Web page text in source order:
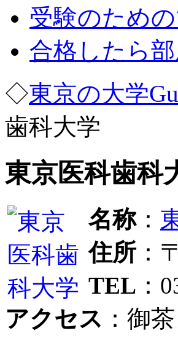
受験のため
合格したら
◇東京の大学
歯科大学
東京医科歯科
名称：
住所 ：
TEL ：
アクセス ：御